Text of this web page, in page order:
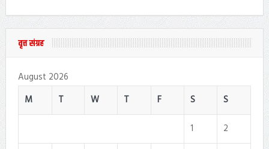
वृत्त संग्रह
August 2026
M
T W T F S
S
1
2